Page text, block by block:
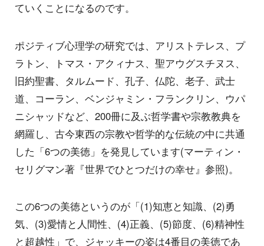
ていくことになるのです。
ポジティブ心理学の研究では、アリストテレス、プ
ラトン、トマス・アクィナス、聖アウグスチヌス、
旧約聖書、タルムード、孔子、仏陀、老子、武士
道、コーラン、ベンジャミン・フランクリン、ウパ
ニシャッドなど、200冊に及ぶ哲学書や宗教教典を
網羅し、古今東西の宗教や哲学的な伝統の中に共通
した「6つの美徳」を発見しています(マーティン・
セリグマン著『世界でひとつだけの幸せ』参照)。
この6つの美徳というのが「(1)知恵と知識、(2)勇
気、(3)愛情と人間性、(4)正義、(5)節度、(6)精神性
と超越性」で、ジャッキーの姿は4番目の美徳であ